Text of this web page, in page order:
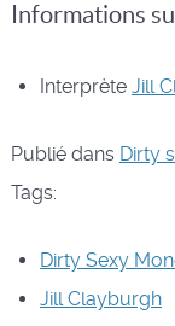
Informations
Interprète Jill
Publié dans Dirty
Tags:
Dirty Sexy
Jill Clayburgh